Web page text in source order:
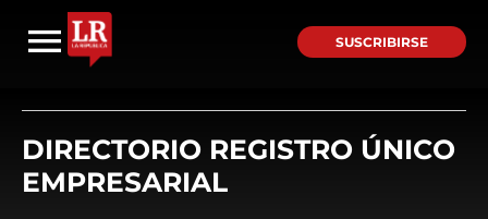
SUSCRIBIRSE
DIRECTORIO REGISTRO ÚNICO
EMPRESARIAL